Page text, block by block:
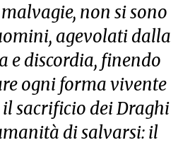
non si sono
agevolati dalla
e discordia, finendo
ogni forma vivente
sacrificio dei Draghi
di salvarsi: il